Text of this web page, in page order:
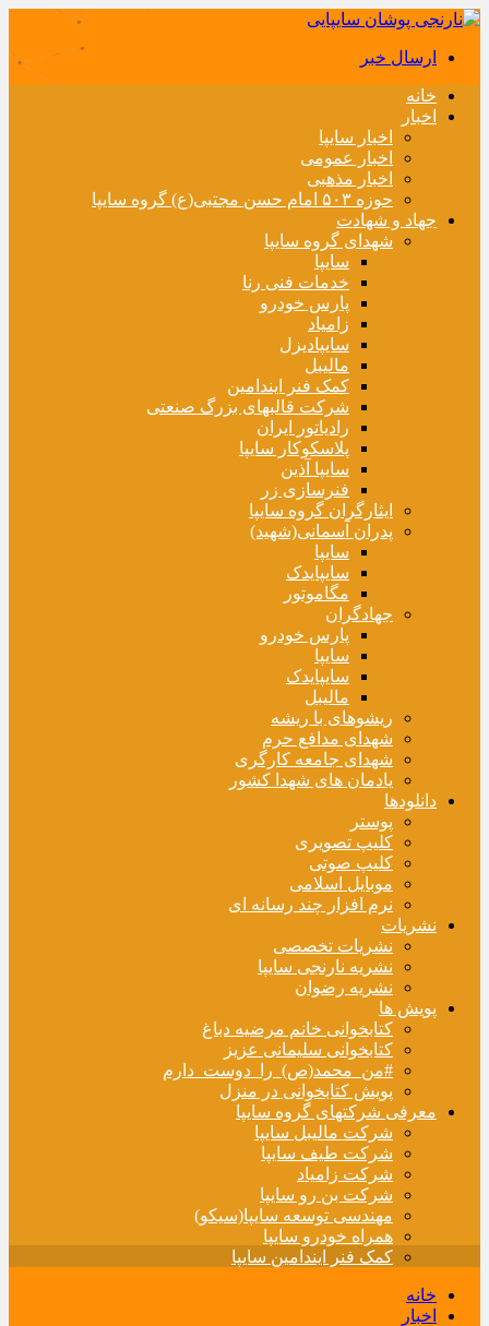
ارسال خبر
خانه
اخبار
اخبار سایپا
اخبار عمومی
اخبار مذهبی
حوزه ۵۰۳ امام حسن مجتبی(ع) گروه سایپا
جهاد و شهادت
شهدای گروه سایپا
سایپا
خدمات فنی رنا
پارس خودرو
زامیاد
سایپادیزل
مالیبل
کمک فنر ایندامین
شرکت قالبهای بزرگ صنعتی
رادیاتور ایران
پلاسکوکار سایپا
سایپا آذین
فنرسازی زر
ایثارگران گروه سایپا
پدران آسمانی(شهید)
سایپا
سایپایدک
مگاموتور
جهادگران
پارس خودرو
سایپا
سایپایدک
مالیبل
ریشوهای با ریشه
شهدای مدافع حرم
شهدای جامعه کارگری
یادمان های شهدا کشور
دانلودها
پوستر
کلیپ تصویری
کلیپ صوتی
موبایل اسلامی
نرم افزار چند رسانه ای
نشریات
نشریات تخصصی
نشریه نارنجی سایپا
نشریه رضوان
پویش ها
کتابخوانی خانم مرضیه دباغ
کتابخوانی سلیمانی عزیز
#من_محمد(ص)_را_دوست_دارم
پویش کتابخوانی در منزل
معرفی شرکتهای گروه سایپا
شرکت مالیبل سایپا
شرکت طیف سایپا
شرکت زامیاد
شرکت بن رو سایپا
مهندسی توسعه سایپا(سیکو)
همراه خودرو سایپا
کمک فنر ایندامین سایپا
خانه
اخبار